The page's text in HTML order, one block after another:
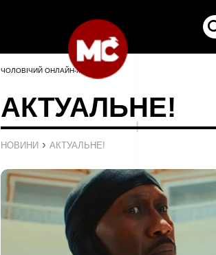
ЧОЛОВІЧИЙ ОНЛАЙН-ЖУРНАЛ
АКТУАЛЬНЕ!
НОВИНИ › АКТУАЛЬНЕ!